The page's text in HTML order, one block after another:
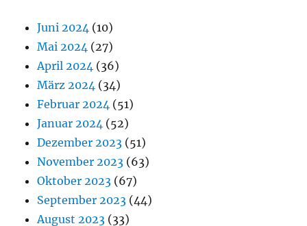
Juni 2024 (10)
Mai 2024 (27)
April 2024 (36)
März 2024 (34)
Februar 2024 (51)
Januar 2024 (52)
Dezember 2023 (51)
November 2023 (63)
Oktober 2023 (67)
September 2023 (44)
August 2023 (33)